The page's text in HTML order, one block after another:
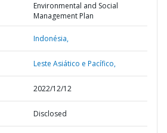
Environmental and Social
Management Plan
Indonésia,
Leste Asiático e Pacífico,
2022/12/12
Disclosed